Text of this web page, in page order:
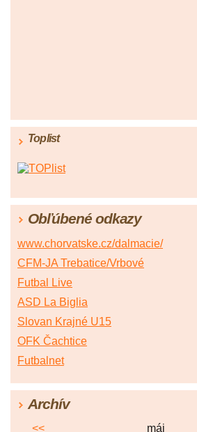
Toplist
Obľúbené odkazy
www.chorvatske.cz/dalmacie/
CFM-JA Trebatice/Vrbové
Futbal Live
ASD La Biglia
Slovan Krajné U15
OFK Čachtice
Futbalnet
Archív
<< máj